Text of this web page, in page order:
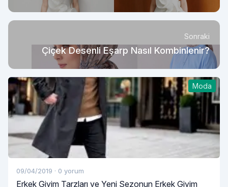
Sonraki
Çiçek Desenli Eşarp Nasıl Kombinlenir?
Moda
09/04/2019 · 0 yorum
Erkek Giyim Tarzları ve Yeni Sezonun Erkek Giyim